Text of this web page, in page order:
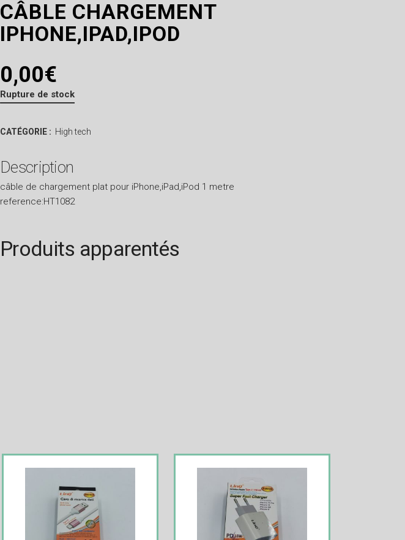
CÂBLE CHARGEMENT
IPHONE,IPAD,IPOD
0,00€
Rupture de stock
CATÉGORIE : High tech
Description
câble de chargement plat pour iPhone,iPad,iPod 1 metre
reference:HT1082
Produits apparentés